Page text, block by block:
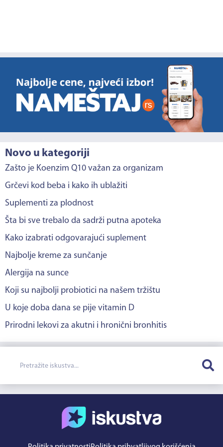
Novo u kategoriji
Zašto je Koenzim Q10 važan za organizam
Grčevi kod beba i kako ih ublažiti
Suplementi za plodnost
Šta bi sve trebalo da sadrži putna apoteka
Kako izabrati odgovarajući suplement
Najbolje kreme za sunčanje
Alergija na sunce
Koji su najbolji probiotici na našem tržištu
U koje doba dana se pije vitamin D
Prirodni lekovi za akutni i hronični bronhitis